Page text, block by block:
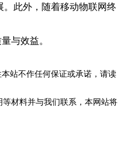
此外，随着移动物联网终
与效益。
站不作任何保证或承诺，请读
材料并与我们联系，本网站将